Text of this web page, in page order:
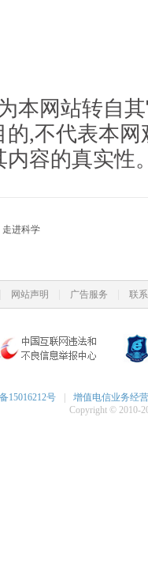
本网站转自
,不代表本
内容的真实性
走进科学
网站声明 广告服务 联
15016212号
增值电信业务经
Copyright © 2010-